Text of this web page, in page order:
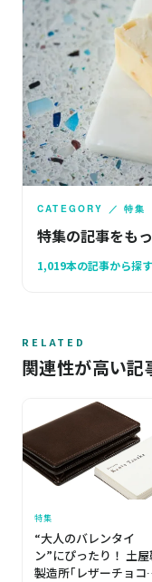
CATEGORY ／ 特集
特集の記事をも
1,019本の記事から探
RELATED
関連性が高い記
特集
“大人のバレンタイ
ン”にぴったり！ 土
製造所｢レザーチョコ